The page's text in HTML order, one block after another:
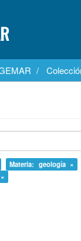
Materia: geología ×